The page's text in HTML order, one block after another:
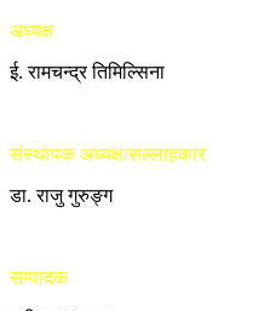
अध्यक्ष
ई. रामचन्द्र तिमिल्सिना
संस्थापक अध्यक्ष/सल्लाहकार
डा. राजु गुरुङ्ग
सम्पादक